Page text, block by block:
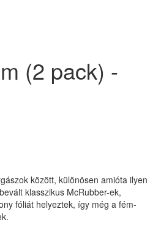
(2 pack) -
között, különösen amióta ilyen
klasszikus McRubber-ek,
fóliát helyeztek, így még a fém-